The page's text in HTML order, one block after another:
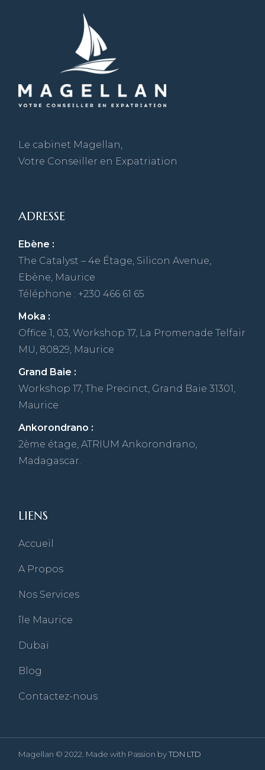
Le cabinet Magellan,
Votre Conseiller en Expatriation
ADRESSE
Ebène :
The Catalyst – 4e Étage, Silicon Avenue,
Ebène, Maurice
Téléphone : +230 466 61 65
Moka :
Office 1, 03, Workshop 17, La Promenade Telfair
MU, 80829, Maurice
Grand Baie :
Workshop 17, The Precinct, Grand Baie 31301,
Maurice
Ankorondrano :
2ème étage, ATRIUM Ankorondrano,
Madagascar.
LIENS
Accueil
A Propos
Nos Services
île Maurice
Dubaï
Blog
Contactez-nous
Magellan © 2022. Made with Passion byTDN LTD